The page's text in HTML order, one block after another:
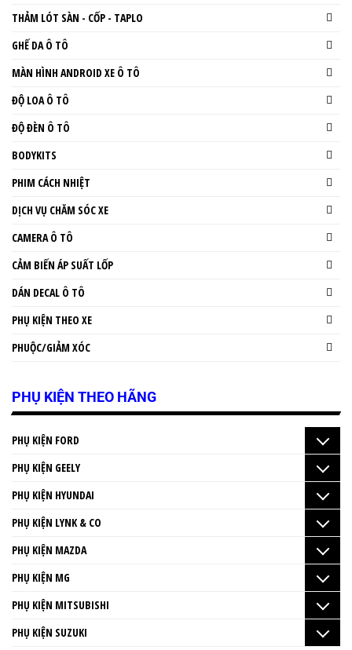
THẢM LÓT SÀN - CỐP - TAPLO
GHẾ DA Ô TÔ
MÀN HÌNH ANDROID XE Ô TÔ
ĐỘ LOA Ô TÔ
ĐỘ ĐÈN Ô TÔ
BODYKITS
PHIM CÁCH NHIỆT
DỊCH VỤ CHĂM SÓC XE
CAMERA Ô TÔ
CẢM BIẾN ÁP SUẤT LỐP
DÁN DECAL Ô TÔ
PHỤ KIỆN THEO XE
PHUỘC/GIẢM XÓC
PHỤ KIỆN THEO HÃNG
PHỤ KIỆN FORD
PHỤ KIỆN GEELY
PHỤ KIỆN HYUNDAI
PHỤ KIỆN LYNK & CO
PHỤ KIỆN MAZDA
PHỤ KIỆN MG
PHỤ KIỆN MITSUBISHI
PHỤ KIỆN SUZUKI